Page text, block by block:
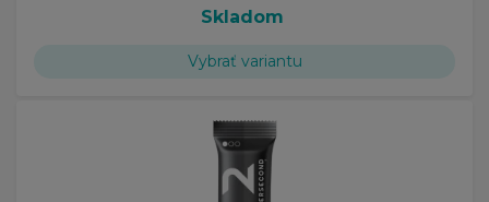
Skladom
Vybrať variantu